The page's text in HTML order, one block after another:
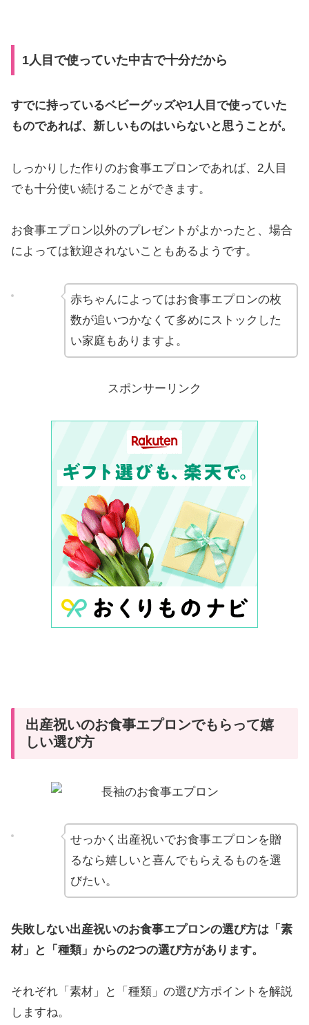
1人目で使っていた中古で十分だから
すでに持っているベビーグッズや1人目で使っていた
ものであれば、新しいものはいらないと思うことが。
しっかりした作りのお食事エプロンであれば、2人目
でも十分使い続けることができます。
お食事エプロン以外のプレゼントがよかったと、場合
によっては歓迎されないこともあるようです。
赤ちゃんによってはお食事エプロンの枚
数が追いつかなくて多めにストックした
い家庭もありますよ。
スポンサーリンク
出産祝いのお食事エプロンでもらって嬉
しい選び方
せっかく出産祝いでお食事エプロンを贈
るなら嬉しいと喜んでもらえるものを選
びたい。
失敗しない出産祝いのお食事エプロンの選び方は 「素
材」
と「種類」からの2つの選び方があります。
それぞれ「素材」と「種類」の選び方ポイントを解説
しますね。